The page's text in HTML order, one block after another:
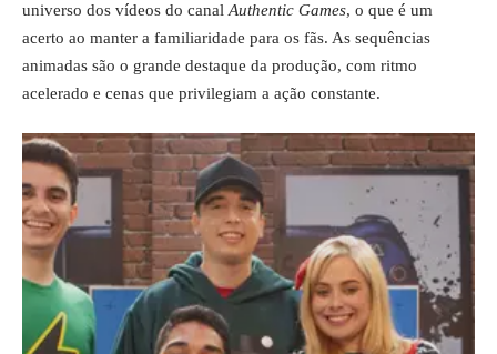
universo dos vídeos do canal Authentic Games, o que é um
acerto ao manter a familiaridade para os fãs. As sequências
animadas são o grande destaque da produção, com ritmo
acelerado e cenas que privilegiam a ação constante.